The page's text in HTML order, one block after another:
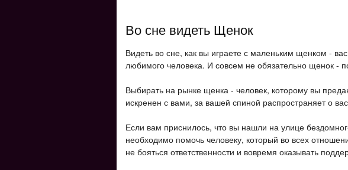
Во сне видеть Щенок
Видеть во сне, как вы играете с маленьким щенком -
любимого человека. И совсем не обязательно щенок -
Выбирать на рынке щенка - человек, которому вы
искренен с вами, за вашей спиной распространяет о
Если вам приснилось, что вы нашли на улице
необходимо помочь человеку, который во всех
не бояться ответственности и вовремя оказывать